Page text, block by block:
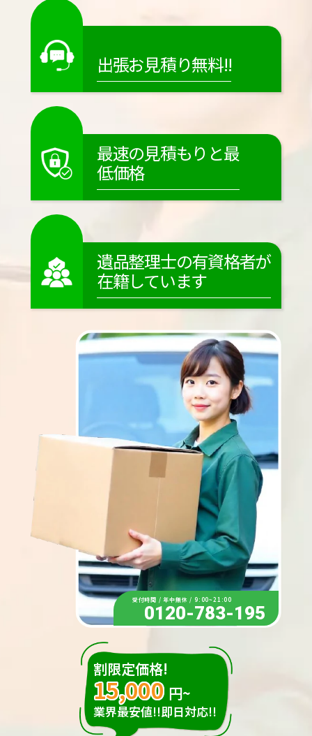
出張お見積り無料!!
最速の見積もりと最
低価格
遺品整理士の有資格者が
在籍しています
受付時間 / 年中無休 / 9:00~21:00
0120-783-195
割限定価格!
15,000 円~
業界最安値!!即日対応!!